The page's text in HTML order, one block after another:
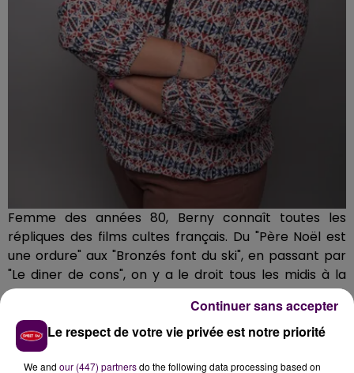
Femme des années 80, Berny connaît toutes les
répliques des films cultes français. Du "Père Noël est
une ordure" aux "Bronzés font du ski", en passant par
"Le diner de cons", on y a le droit tous les midis à la
cafet’ ! Et en compta, elle « Excel » !
CONTACTER BERNY
Le respect de votre vie privée est notre priorité
We and our (447) partnersdo the following data processing based on
Continuer sans accepter